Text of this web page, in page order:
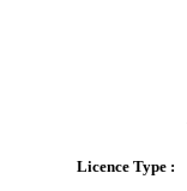
Licence Type :